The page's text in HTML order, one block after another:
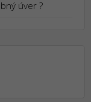
úver ?